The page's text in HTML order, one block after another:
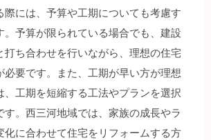
際には、予算や工期についても考慮す
。予算が限られている場合でも、建設
打ち合わせを行いながら、理想の住宅
必要です。また、工期が早い方が理想
、工期を短縮する工法やプランを選択
す。西三河地域では、家族の成長やラ
化に合わせて住宅をリフォームする方